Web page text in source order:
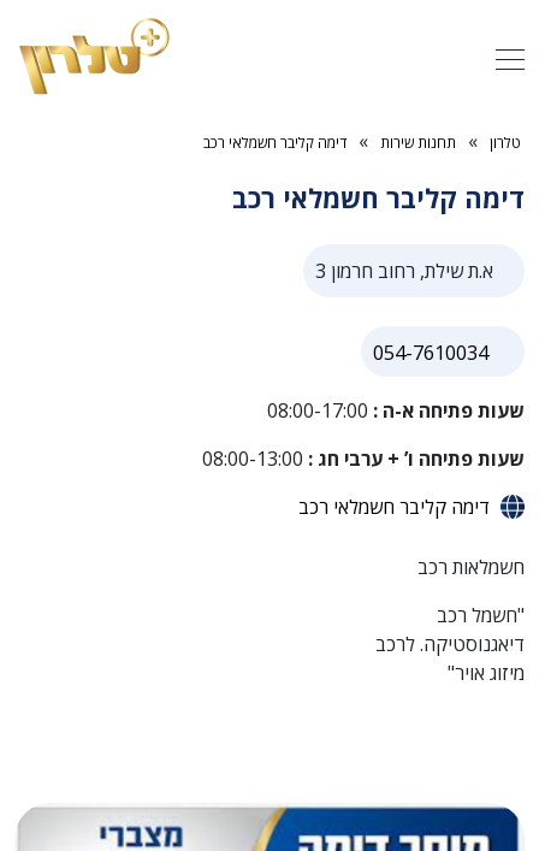
טלרון » תחנות שירות » דימה קליבר חשמלאי רכב
דימה קליבר חשמלאי רכב
א.ת שילת, רחוב חרמון 3
054-7610034
שעות פתיחה א-ה : 08:00-17:00
שעות פתיחה ו’ + ערבי חג : 08:00-13:00
דימה קליבר חשמלאי רכב
חשמלאות רכב
"חשמל רכב
דיאגנוסטיקה. לרכב
מיזוג אויר"